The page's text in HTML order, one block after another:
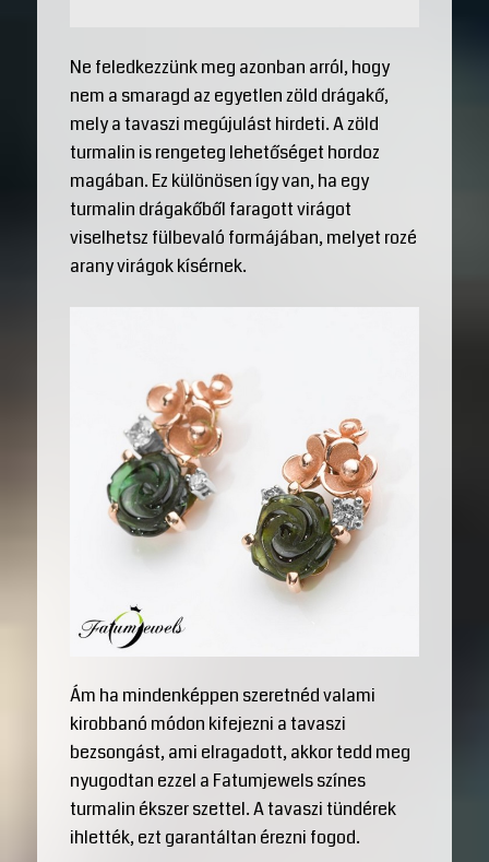
Ne feledkezzünk meg azonban arról, hogy
nem a smaragd az egyetlen zöld drágakő,
mely a tavaszi megújulást hirdeti. A zöld
turmalin is rengeteg lehetőséget hordoz
magában. Ez különösen így van, ha egy
turmalin drágakőből faragott virágot
viselhetsz fülbevaló formájában, melyet rozé
arany virágok kísérnek.
Ám ha mindenképpen szeretnéd valami
kirobbanó módon kifejezni a tavaszi
bezsongást, ami elragadott, akkor tedd meg
nyugodtan ezzel a Fatumjewels színes
turmalin ékszer szettel. A tavaszi tündérek
ihlették, ezt garantáltan érezni fogod.